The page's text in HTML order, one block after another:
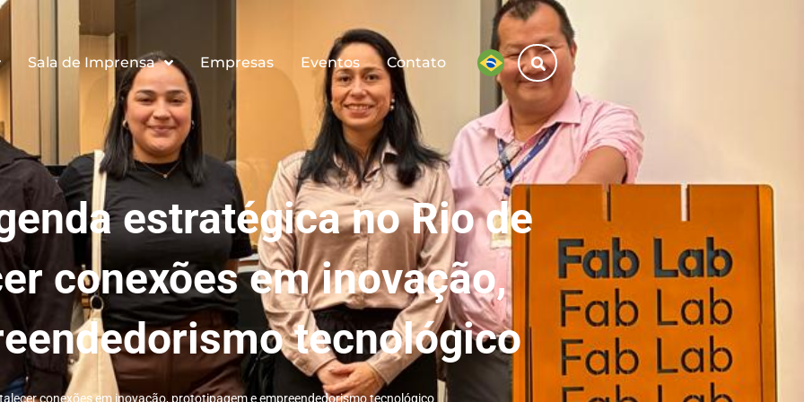
Sala de Imprensa Empresas Eventos Contato
estratégica no Rio de
conexões em inovação,
tecnológico
conexões em inovação, prototipagem e empreendedorismo tecnológico